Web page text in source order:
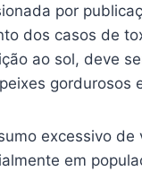
por
dos casos de
ao sol, deve
gordurosos
excessivo
em